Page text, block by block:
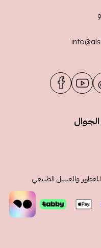
والعسل الطبيعي